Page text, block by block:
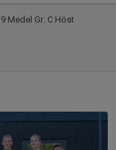
Medel Gr. C Höst